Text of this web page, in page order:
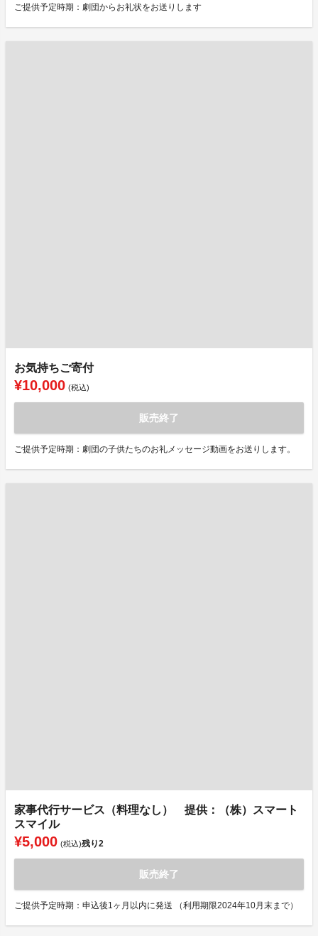
ご提供予定時期：劇団からお礼状をお送りします
お気持ちご寄付
¥10,000 (税込)
販売終了
ご提供予定時期：劇団の子供たちのお礼メッセージ動画をお送りします。
家事代行サービス（料理なし） 提供：（株）スマート
スマイル
¥5,000 (税込)残り2
販売終了
ご提供予定時期：申込後1ヶ月以内に発送 （利用期限2024年10月末まで）